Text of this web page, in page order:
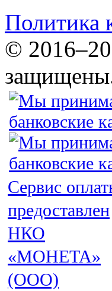
Политика
©
Сервис
предоставлен
НКО
«МОНЕТА»
(ООО)